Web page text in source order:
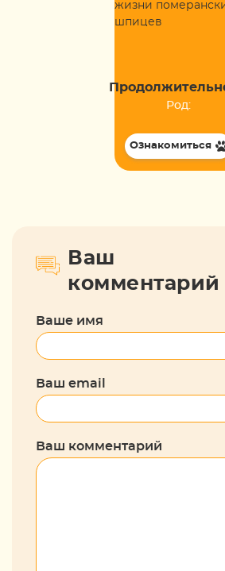
Род:
Ознакомиться
Ваш
комментарий
Ваше имя
Ваш email
Ваш комментарий